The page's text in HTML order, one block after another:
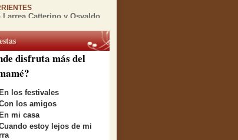
Larrea Catterino y Osvaldo
presentan "Chamamé en
de su partida, la Peña de
rinde honores a Julio
disfruta más del
los festivales
los amigos
mi casa
estoy lejos de mi